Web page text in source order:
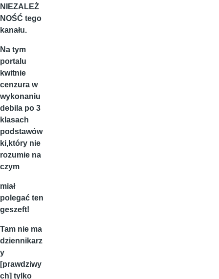
NIEZALEŻ
NOŚĆ tego
kanału.
Na tym
portalu
kwitnie
cenzura w
wykonaniu
debila po 3
klasach
podstawów
ki,który nie
rozumie na
czym
miał
polegać ten
geszeft!
Tam nie ma
dziennikarz
y
[prawdziwy
ch] tylko